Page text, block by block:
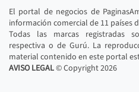
El portal de negocios de
información comercial de 11 países
Todas las marcas registradas
respectiva o de Gurú. La
material contenido en este portal
AVISO LEGAL© Copyright2026